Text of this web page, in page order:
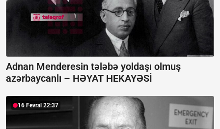
Adnan Menderesin tələbə yoldaşı olmuş
azərbaycanlı – HƏYAT HEKAYƏSİ
16 Fevral 22:37